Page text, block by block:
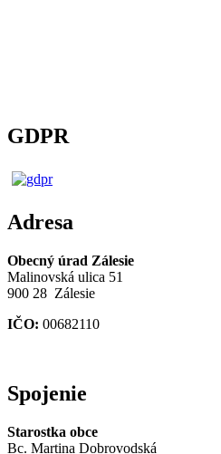
GDPR
Adresa
Obecný úrad Zálesie
Malinovská ulica 51
900 28 Zálesie
IČO: 00682110
Spojenie
Starostka obce
Bc. Martina Dobrovodská